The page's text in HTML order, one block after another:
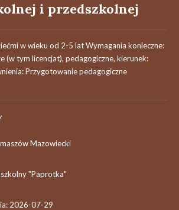
i przedszkolnej
w wieku od 2-5 lat Wymagania konieczne:
(w tym licencjat), pedagogiczne, kierunek:
Przygotowanie pedagogiczne
Mazowiecki
"Paprotka"
2026-07-29